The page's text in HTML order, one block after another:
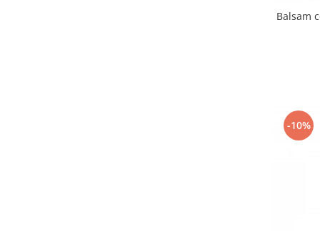
Balsam
-10%